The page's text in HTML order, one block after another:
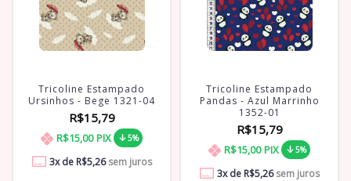
Tricoline Estampado
Ursinhos - Bege 1321-04
R$15,79
R$15,00 PIX 5%
3x de R$5,26sem juros
Tricoline Estampado
Pandas - Azul Marrinho
1352-01
R$15,79
R$15,00 PIX 5%
3x de R$5,26sem juros